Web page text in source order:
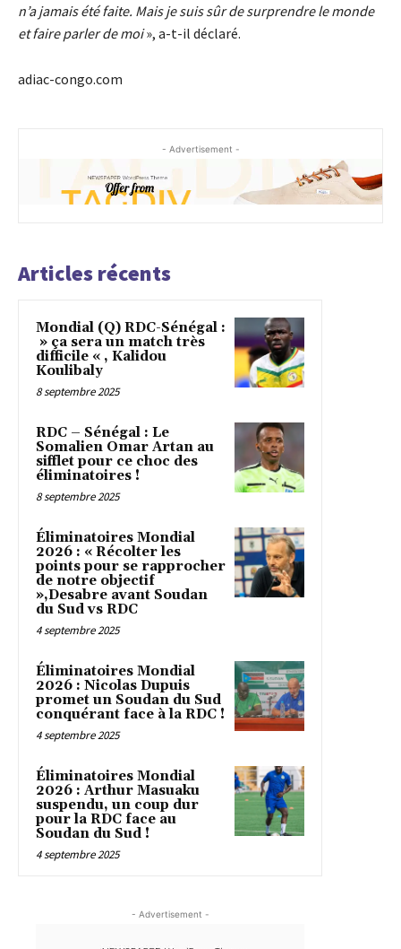
n’a jamais été faite. Mais je suis sûr de surprendre le monde
et faire parler de moi», a-t-il déclaré.
adiac-congo.com
- Advertisement -
Articles récents
Mondial (Q) RDC-Sénégal :
» ça sera un match très
difficile « , Kalidou
Koulibaly
8 septembre 2025
RDC – Sénégal : Le
Somalien Omar Artan au
sifflet pour ce choc des
éliminatoires !
8 septembre 2025
Éliminatoires Mondial
2026 : « Récolter les
points pour se rapprocher
de notre objectif
»,Desabre avant Soudan
du Sud vs RDC
4 septembre 2025
Éliminatoires Mondial
2026 : Nicolas Dupuis
promet un Soudan du Sud
conquérant face à la RDC !
4 septembre 2025
Éliminatoires Mondial
2026 : Arthur Masuaku
suspendu, un coup dur
pour la RDC face au
Soudan du Sud !
4 septembre 2025
- Advertisement -